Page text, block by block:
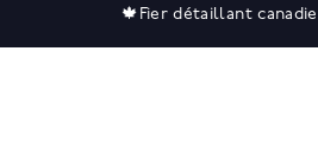
🍁Fier détaillant